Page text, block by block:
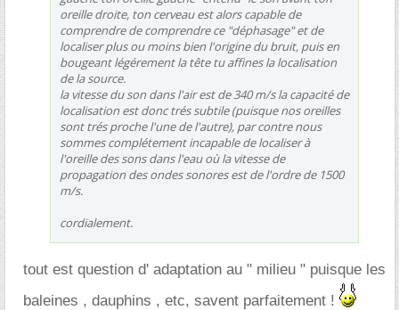
oreille droite, ton cerveau est alors capable de
comprendre de comprendre ce "déphasage" et de
localiser plus ou moins bien l'origine du bruit, puis en
bougeant légérement la tête tu affines la localisation
de la source.
la vitesse du son dans l'air est de 340 m/s la capacité de
localisation est donc trés subtile (puisque nos oreilles
sont trés proche l'une de l'autre), par contre nous
sommes complétement incapable de localiser à
l'oreille des sons dans l'eau où la vitesse de
propagation des ondes sonores est de l'ordre de 1500
m/s.
cordialement.
tout est question d' adaptation au " milieu " puisque les
baleines , dauphins , etc, savent parfaitement !